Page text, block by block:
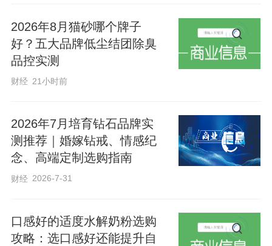
让网络法治理念深入人心，切实增强了群
众的法治意识。
武邑县委网信办将常态化开展多元化、接
大群众在阅读中成长，在思辨中前行，共
同营造爱读书、求真知、不信谣、不传谣
2026年8月猫砂哪个牌子
好？五大品牌低尘结团除臭
品控实测
财经 21小时前
2026年7月培育钻石品牌实
测推荐｜婚嫁钻戒、情感纪
念、高端定制选购指南
财经 2026-7-31
口感好的适度水解奶粉选购
攻略：选口感好还能提升自